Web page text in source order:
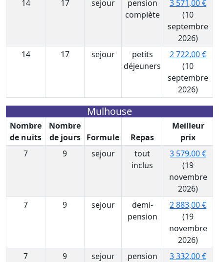
14 17 sejour
pension
complète
3 571,00 €
(10
septembre
2026)
14
17 sejour
petits
déjeuners
2 722,00 €
(10
septembre
2026)
Mulhouse
Nombre
de nuits
Nombre
de jours
Formule Repas
Meilleur
prix
7
9 sejour
tout
inclus
3 579,00 €
(19
novembre
2026)
7
9 sejour
demi-
pension
2 883,00 €
(19
novembre
2026)
7
9 sejour
pension
3 332,00 €